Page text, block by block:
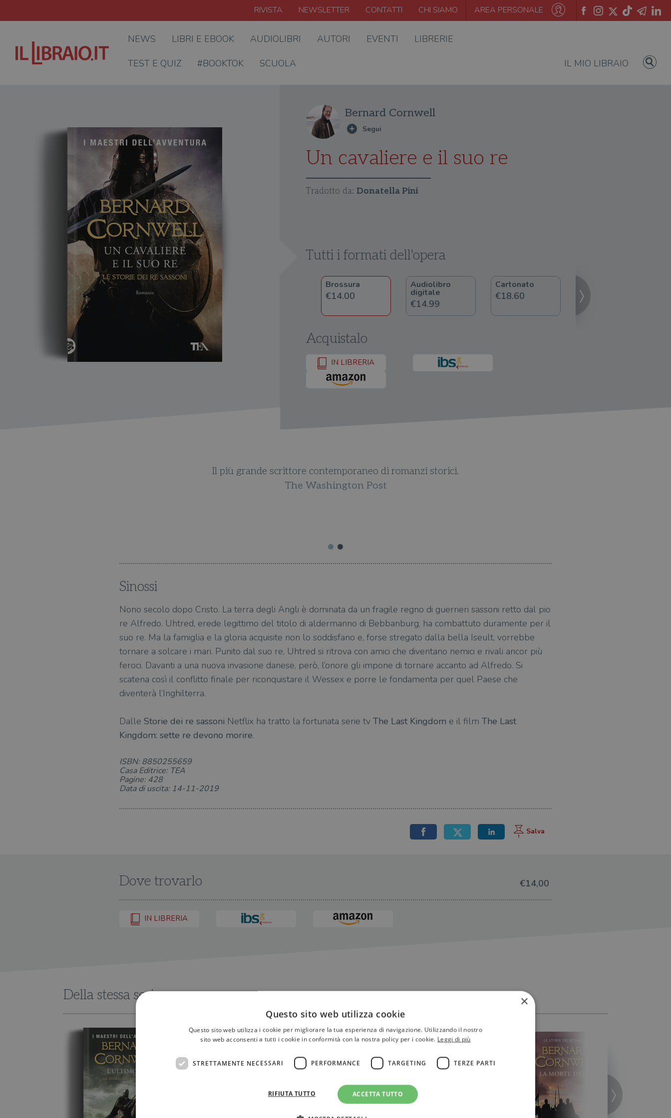
RIVISTA NEWSLETTER CONTATTI CHI SIAMO AREA PERSONALE
NEWS LIBRI E EBOOK AUDIOLIBRI AUTORI EVENTI LIBRERIE
TEST E QUIZ #BOOKTOK SCUOLA IL MIO LIBRAIO
Bernard Cornwell
Un cavaliere e il suo re
Tradotto da: Donatella Pini
Tutti i formati dell'opera
Brossura
€14.00
Audiolibro
digitale
€14.99
Cartonato
€18.60 €5.99
Acquistalo
IN LIBRERIA
Il più grande scrittore contemporaneo di romanzi storici.
The Washington Post
Sinossi
Nono secolo dopo Cristo. La terra degli Angli è dominata da un fragile regno di guerrieri sassoni retto dal pio
re Alfredo. Uhtred, erede legittimo del titolo di aldermanno di Bebbanburg, ha combattuto duramente per il
suo re. Ma la famiglia e la gloria acquisite non lo soddisfano e, forse stregato dalla bella Iseult, vorrebbe
tornare a solcare i mari. Punito dal suo re, Uhtred si ritrova con amici che diventano nemici e rivali ancor più
feroci. Davanti a una nuova invasione danese, però, l’onore gli impone di tornare accanto ad Alfredo. Si
scatena così il conflitto finale per riconquistare il Wessex e porre le fondamenta per quel Paese che
diventerà l’Inghilterra.
Dalle Storie dei re sassoni Netflix ha tratto la fortunata serie tv The Last Kingdom e il film The Last
Kingdom: sette re devono morire.
ISBN: 8850255659
Casa Editrice: TEA
Pagine: 428
Data di uscita: 14-11-2019
Dove trovarlo €14,00
IN LIBRERIA
Della stessa serie ×
Questo sito web utilizza cookie
Questo sito web utilizza i cookie per migliorare la tua esperienza di navigazione. Utilizzando il nostro
sito web acconsenti a tutti i cookie in conformità con la nostra policy per i cookie. Leggi di più
STRETTAMENTE NECESSARI PERFORMANCE TARGETING TERZE PARTI
ACCETTA TUTTO
RIFIUTA TUTTO